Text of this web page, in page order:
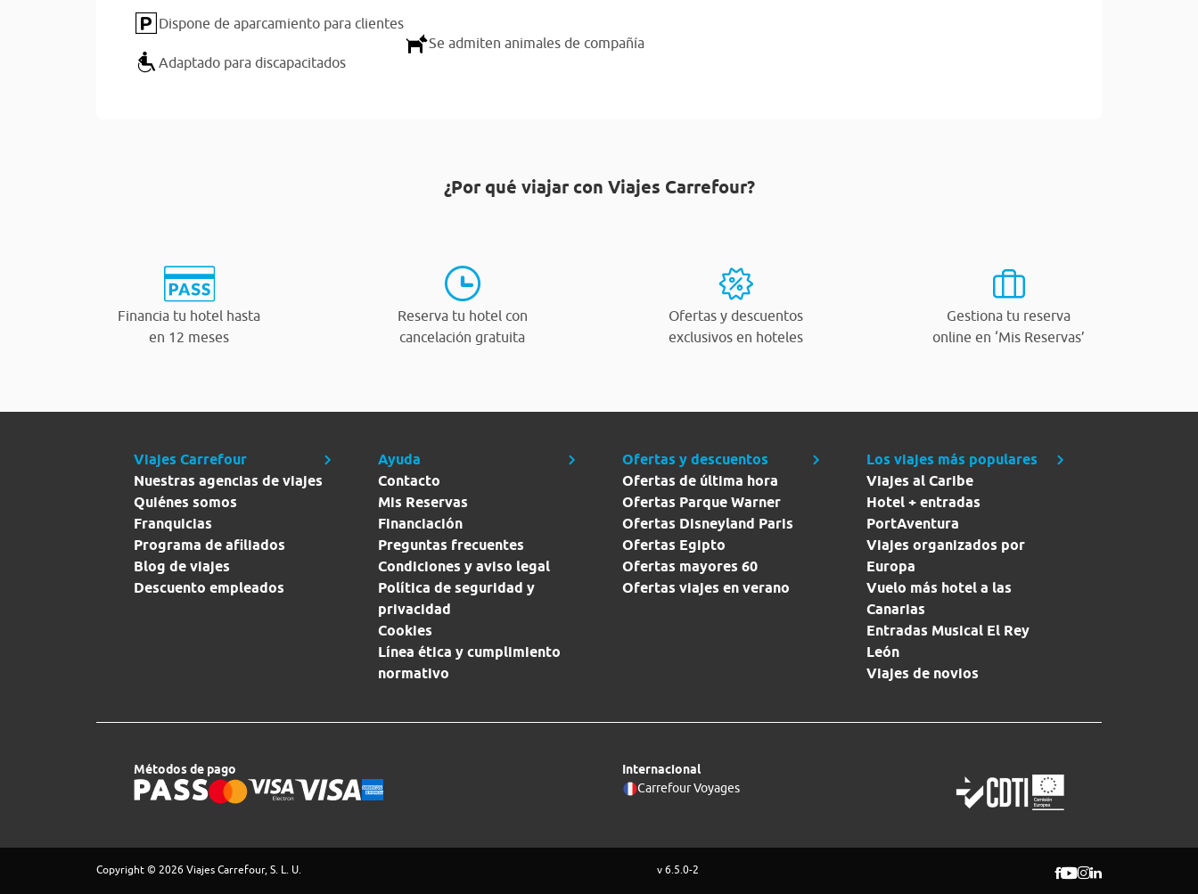
Dispone de aparcamiento para clientes
Adaptado para discapacitados
Se admiten animales de compañía
¿Por qué viajar con Viajes Carrefour?
Financia tu hotel hasta
en 12 meses
Reserva tu hotel con
cancelación gratuita
Ofertas y descuentos
exclusivos en hoteles
Gestiona tu reserva
online en ‘Mis Reservas’
Viajes Carrefour
Nuestras agencias de viajes
Quiénes somos
Franquicias
Programa de afiliados
Blog de viajes
Descuento empleados
Ayuda
Contacto
Mis Reservas
Financiación
Preguntas frecuentes
Condiciones y aviso legal
Política de seguridad y
privacidad
Cookies
Línea ética y cumplimiento
normativo
Ofertas y descuentos
Ofertas de última hora
Ofertas Parque Warner
Ofertas Disneyland Paris
Ofertas Egipto
Ofertas mayores 60
Ofertas viajes en verano
Los viajes más populares
Viajes al Caribe
Hotel + entradas
PortAventura
Viajes organizados por
Europa
Vuelo más hotel a las
Canarias
Entradas Musical El Rey
León
Viajes de novios
Métodos de pago
Internacional
Carrefour Voyages
Copyright © 2026 Viajes Carrefour, S. L. U. v 6.5.0-2